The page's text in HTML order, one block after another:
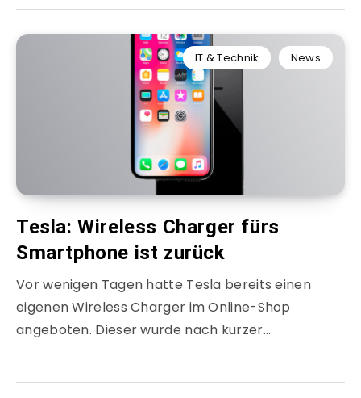
IT & Technik News
Tesla: Wireless Charger fürs
Smartphone ist zurück
Vor wenigen Tagen hatte Tesla bereits einen
eigenen Wireless Charger im Online-Shop
angeboten. Dieser wurde nach kurzer…